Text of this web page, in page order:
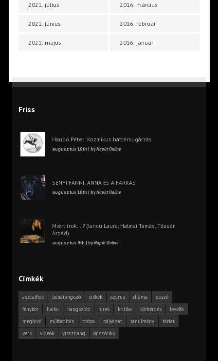
2021. július
2021. június
2021. május
2016. március
2016. február
2016. január
Friss
Handó Péter: Kozmikus háttérsugárzás
augusztus 10th | byNapút Online
SÉNYI FANNI: ANNA ÉS A FARKAS
augusztus 10th | byNapút Online
Miért írok… ? (Iancu Laura, Halmai Tamás, Tőzsér
Árpád)
augusztus 9th | byNapút Online
Címkék
asztalfiók beharangozó cikkek cédrus dráma
esszé
fénykör
haiku hangszóló hírek kritika körkérdés
levélfa
meghívó
műfordítás próza pályázat tanulmány
tárlat
vers
videók visszhang önszócikk